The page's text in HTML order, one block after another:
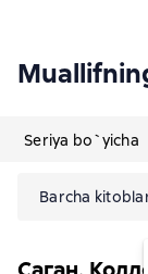
Seriya bo`yicha
Barcha